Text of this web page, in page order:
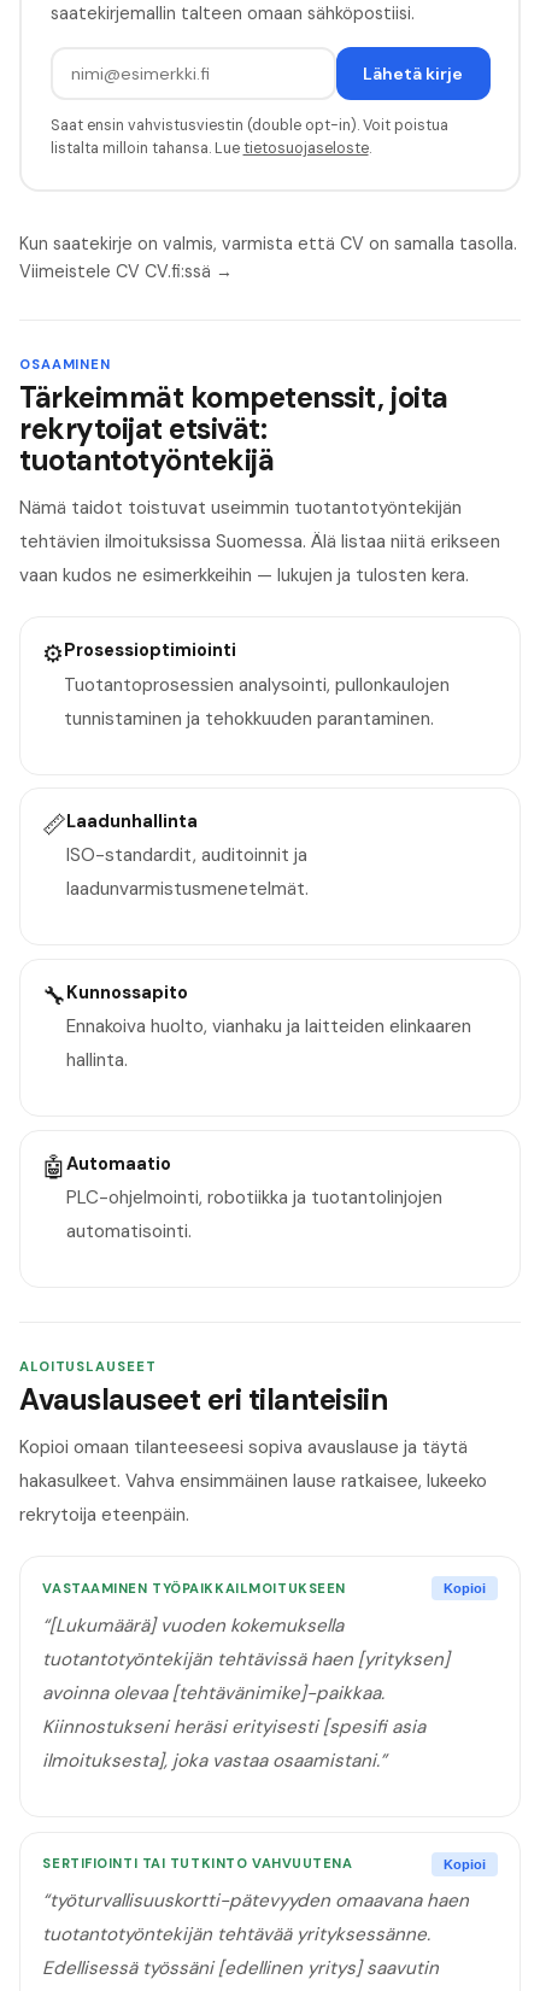
saatekirjemallin talteen omaan sähköpostiisi.
Lähetä kirje
Saat ensin vahvistusviestin (double opt-in). Voit poistua
listalta milloin tahansa. Luetietosuojaseloste.
Kun saatekirje on valmis, varmista että CV on samalla tasolla.
Viimeistele CV CV.fi:ssä →
OSAAMINEN
Tärkeimmät kompetenssit, joita
rekrytoijat etsivät:
tuotantotyöntekijä
Nämä taidot toistuvat useimmin tuotantotyöntekijän
tehtävien ilmoituksissa Suomessa. Älä listaa niitä erikseen
vaan kudos ne esimerkkeihin — lukujen ja tulosten kera.
⚙️Prosessioptimiointi
Tuotantoprosessien analysointi, pullonkaulojen
tunnistaminen ja tehokkuuden parantaminen.
📏Laadunhallinta
ISO-standardit, auditoinnit ja
laadunvarmistusmenetelmät.
🔧Kunnossapito
Ennakoiva huolto, vianhaku ja laitteiden elinkaaren
hallinta.
🤖Automaatio
PLC-ohjelmointi, robotiikka ja tuotantolinjojen
automatisointi.
ALOITUSLAUSEET
Avauslauseet eri tilanteisiin
Kopioi omaan tilanteeseesi sopiva avauslause ja täytä
hakasulkeet. Vahva ensimmäinen lause ratkaisee, lukeeko
rekrytoija eteenpäin.
VASTAAMINEN TYÖPAIKKAILMOITUKSEEN Kopioi
“[Lukumäärä] vuoden kokemuksella
tuotantotyöntekijän tehtävissä haen [yrityksen]
avoinna olevaa [tehtävänimike]-paikkaa.
Kiinnostukseni heräsi erityisesti [spesifi asia
ilmoituksesta], joka vastaa osaamistani.”
SERTIFIOINTI TAI TUTKINTO VAHVUUTENA Kopioi
“työturvallisuuskortti-pätevyyden omaavana haen
tuotantotyöntekijän tehtävää yrityksessänne.
Edellisessä työssäni [edellinen yritys] saavutin